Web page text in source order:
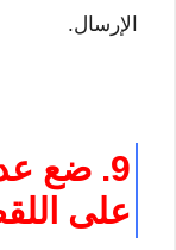
الإرسال.
9. ضع
على